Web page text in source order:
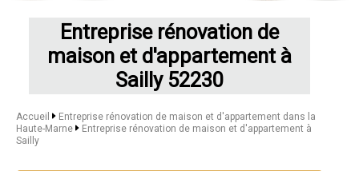
Entreprise rénovation de
maison et d'appartement à
Sailly 52230
Accueil
Entreprise rénovation de maison et d'appartement dans la
Haute-Marne
Entreprise rénovation de maison et d'appartement à
Sailly